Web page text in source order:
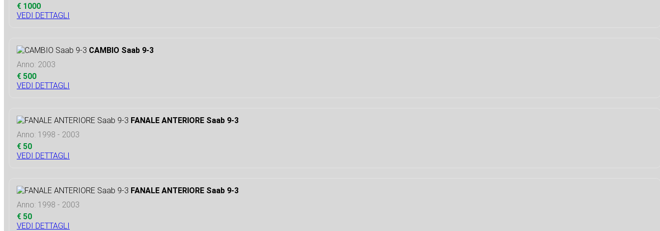
€ 1000
VEDI DETTAGLI
CAMBIO Saab 9-3
Anno: 2003
€ 500
VEDI DETTAGLI
FANALE ANTERIORE Saab 9-3
Anno: 1998 - 2003
€ 50
VEDI DETTAGLI
FANALE ANTERIORE Saab 9-3
Anno: 1998 - 2003
€ 50
VEDI DETTAGLI